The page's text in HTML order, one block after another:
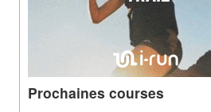
Prochaines courses